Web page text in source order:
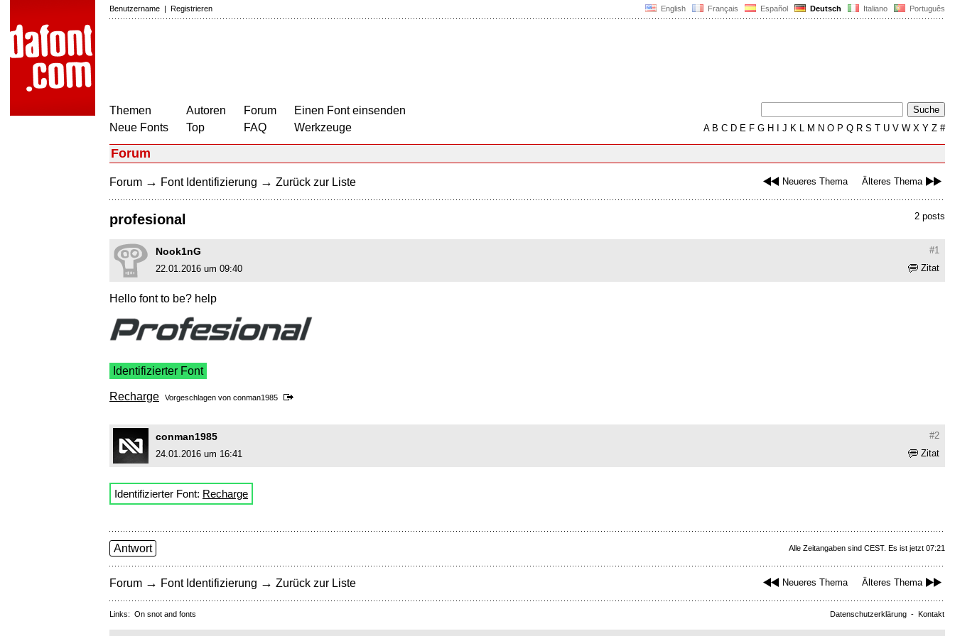
English Français Español Deutsch Italiano Português
Benutzername | Registrieren
Themen
Neue Fonts
Autoren
Top
Forum
FAQ
Einen Font einsenden
Werkzeuge
AB C D E F G H J K L M N O P Q R S T U V W X Y Z #
Forum
Neueres Thema Älteres Thema
Forum → Font Identifizierung → Zurück zur Liste
2 posts
profesional
#1
Nook1nG
Zitat
22.01.2016 um 09:40
Hello font to be? help
Identifizierter Font
Recharge Vorgeschlagen von conman1985
#2
conman1985
Zitat
24.01.2016 um 16:41
Identifizierter Font: Recharge
Alle Zeitangaben sind CEST. Es ist jetzt 07:21
Antwort
Neueres Thema Älteres Thema
Forum → Font Identifizierung → Zurück zur Liste
Datenschutzerklärung - Kontakt
Links: On snot and fonts